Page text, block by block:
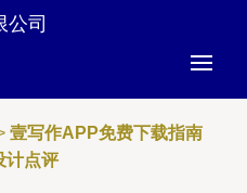
司
壹写作APP免费下载指南
点评